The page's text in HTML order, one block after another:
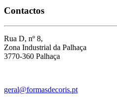
Contactos
Rua D, nº 8,
Zona Industrial da Palhaça
3770-360 Palhaça
geral@formasdecoris.pt